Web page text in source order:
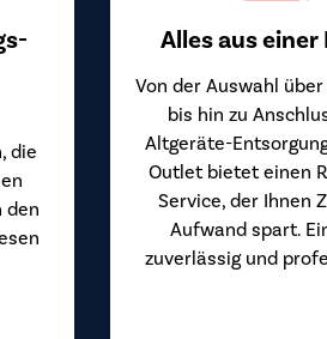
die
den
Alles aus einer
Von der Auswahl
bis hin zu
Altgeräte-
Outlet bietet einen
Service, der Ihnen
Aufwand spart.
zuverlässig und